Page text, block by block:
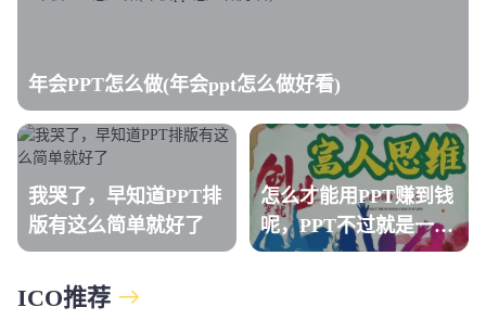
年会PPT怎么做(年会ppt怎么做好看)
我哭了，早知道PPT排
版有这么简单就好了
怎么才能用PPT赚到钱
呢，PPT不过就是一个
文档啊,它怎么能赚钱
ICO推荐